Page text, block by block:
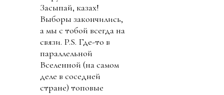
Засыпай, казах!
Выборы закончились,
а мы с тобой всегда на
связи. P.S. Где-то в
параллельной
Вселенной (на самом
деле в соседней
стране) топовые